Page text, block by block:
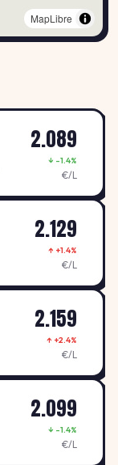
MapLibre
2.089
↓ -1.4%
€/L
2.129
↑ +1.4%
€/L
2.159
↑ +2.4%
€/L
2.099
↓ -1.4%
€/L